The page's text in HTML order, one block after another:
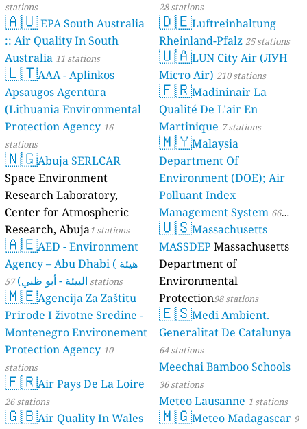
stations
🇦🇺EPA South Australia
:: Air Quality In South
Australia 11 stations
🇱🇹AAA - Aplinkos
Apsaugos Agentūra
(Lithuania Environmental
Protection Agency 16
stations
🇳🇬Abuja SERLCAR
Space Environment
Research Laboratory,
Center for Atmospheric
Research, Abuja1 stations
🇦🇪AED - Environment
Agency – Abu Dhabi ( هيئة
البيئة - أبو ظبي) 57 stations
🇲🇪Agencija Za Zaštitu
Prirode I životne Sredine -
Montenegro Environement
Protection Agency 10
stations
🇫🇷Air Pays De La Loire
26 stations
🇬🇧Air Quality In Wales
28 stations
🇩🇪Luftreinhaltung
Rheinland-Pfalz 25 stations
🇺🇦LUN City Air (ЛУН
Місто Air) 210 stations
🇫🇷Madininair La
Qualité De L’air En
Martinique 7 stations
🇲🇾Malaysia
Department Of
Environment (DOE); Air
Polluant Index
Management System 66
stations
🇺🇸Massachusetts
MASSDEP Massachusetts
Department of
Environmental
Protection98 stations
🇪🇸Medi Ambient.
Generalitat De Catalunya
64 stations
Meechai Bamboo Schools
36 stations
Meteo Lausanne 1 stations
🇲🇬Meteo Madagascar 9